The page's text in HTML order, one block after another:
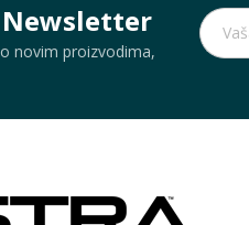
novim proizvodima,